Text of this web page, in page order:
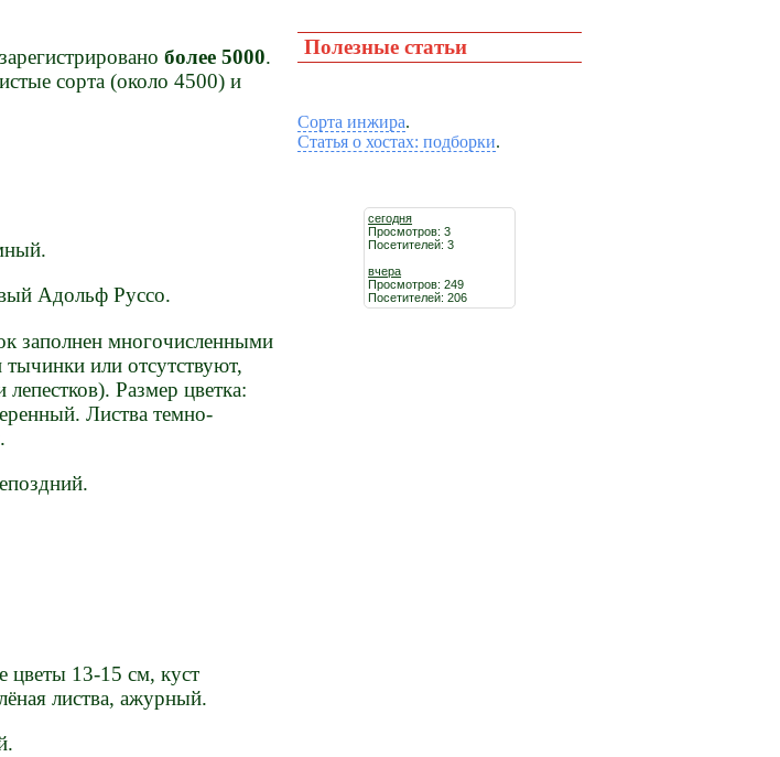
Полезные статьи
Сорта инжира.
Статья о хостах: подборки.
сегодня
Просмотров: 3
Посетителей: 3
вчера
Просмотров: 249
Посетителей: 206
более 5000.
сорта (около 4500) и
Адольф Руссо.
заполнен многочисленными
тычинки или отсутствуют,
Размер цветка:
Листва темно-
13-15 см, куст
листва, ажурный.